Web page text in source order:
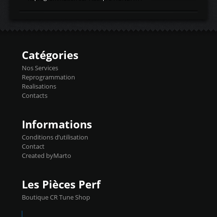
d'admissiontemp ex. pour atmo -30- 80°C
temperaturetemperature ldr moteurtemp
Injecteurs + Flashpro 1370€ TTC Le
précise et performante. Vous pourrez
basculer de la carto sans plomb à Ethanol à
l'aide du flashpro OPTION ECONOMIQUES
Reprog SP 98 sur le calculateur d'origine
450€ TTC Un gain d'environ 10cv et 15nm
Catégories
Nos Services
Reprogrammation
Realisations
Contacts
Informations
Conditions d’utilisation
Contact
Created byMarto
Les Pièces Perf
Boutique CR Tune Shop